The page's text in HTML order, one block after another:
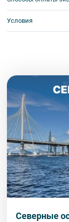
Наши
1) Удалённо,
2) Подъехать
по картам VISA,
Петербурга
как нас найти,
Внимание!
специалистом
действует
с момента
экскурсии или
Условия
Северные